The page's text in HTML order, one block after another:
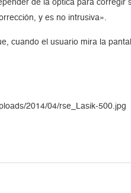
de la óptica para
y es no intrusiva».
cuando el usuario mira la
2014/04/rse_Lasik-500.jpg